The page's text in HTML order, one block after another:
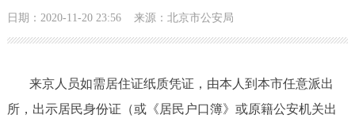
各区热点
政务公开
市领导 机构职能 政策服务
日期：2020-11-20 23:56 来源：北京市公安局
来京人员如需居住证纸质凭证，由本人到本市任意派出
所，出示居民身份证（或《居民户口簿》或原籍公安机关出